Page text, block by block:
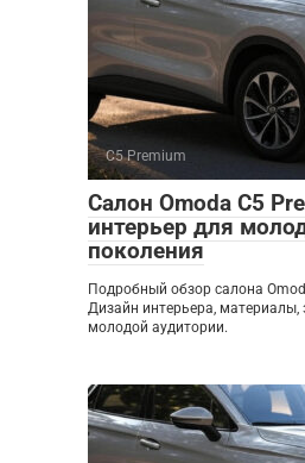
C5 Premium
Салон Omoda C5
интерьер для
поколения
Подробный обзор салона
Дизайн интерьера, материалы,
молодой аудитории.